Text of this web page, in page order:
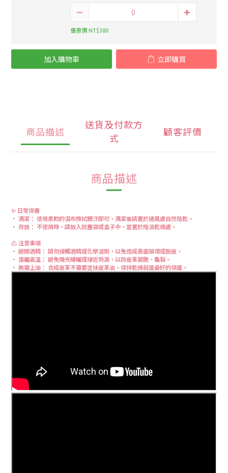
優惠價 NT$380
加入購物車 立即購買
商品描述
送貨及付款方
式
顧客評價
商品描述
✨ 日常保養
• 清潔： 使用柔軟的濕布擦拭髒汙即可，清潔後請置於通風處自然陰乾。
• 存放： 不使用時，請放入防塵袋或盒子中，並置於陰涼乾燥處。
⚠️ 注意事項
• 避開酒精： 請勿接觸酒精或化學溶劑，以免造成表面損壞或脫皮。
• 遠離高溫： 避免陽光曝曬或接近熱源，以防皮革變脆、龜裂。
• 無需上油： 合成皮革不需要塗抹皮革油，保持乾燥就是最好的保護。